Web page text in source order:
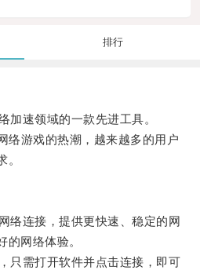
排行
速领域的一款先进工具。
游戏的热潮，越来越多的用户
。
连接，提供更快速、稳定的网
的网络体验。
需打开软件并点击连接，即可